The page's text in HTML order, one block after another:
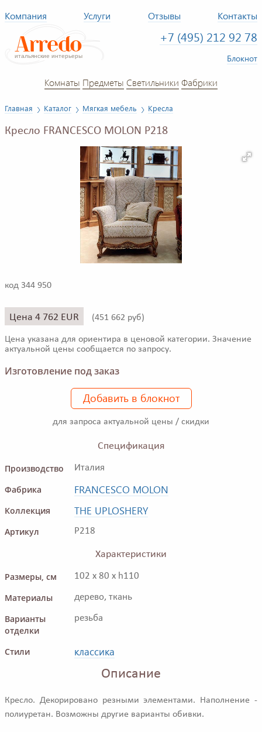
Компания Услуги Отзывы Контакты
+7 (495) 212 92 78
Блокнот
Комнаты Предметы Светильники Фабрики
Главная Каталог Мягкая мебель Кресла
Кресло FRANCESCO MOLON P218
код 344 950
Цена 4 762 EUR (451 662 руб)
Цена указана для ориентира в ценовой категории. Значение
актуальной цены сообщается по запросу.
Изготовление под заказ
Добавить в блокнот
для запроса актуальной цены / скидки
Спецификация
Производство
Италия
Фабрика FRANCESCO MOLON
Коллекция THE UPLOSHERY
Артикул P218
Характеристики
Размеры, см
102 x 80 x h110
Материалы дерево, ткань
Варианты
отделки
резьба
Стили классика
Описание
Кресло. Декорировано резными элементами. Наполнение -
полиуретан. Возможны другие варианты обивки.